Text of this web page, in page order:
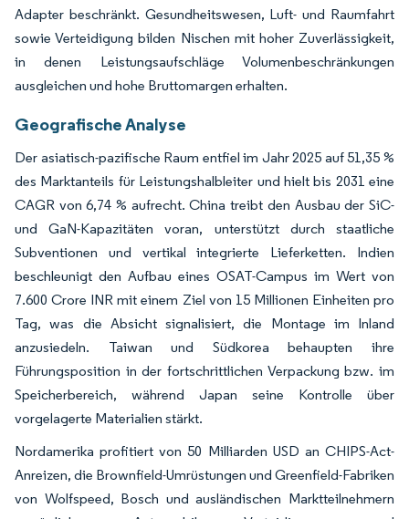
Adapter beschränkt. Gesundheitswesen, Luft- und Raumfahrt
sowie Verteidigung bilden Nischen mit hoher Zuverlässigkeit,
in denen Leistungsaufschläge Volumenbeschränkungen
ausgleichen und hohe Bruttomargen erhalten.
Geografische Analyse
Der asiatisch-pazifische Raum entfiel im Jahr 2025 auf 51,35 %
des Marktanteils für Leistungshalbleiter und hielt bis 2031 eine
CAGR von 6,74 % aufrecht. China treibt den Ausbau der SiC-
und GaN-Kapazitäten voran, unterstützt durch staatliche
Subventionen und vertikal integrierte Lieferketten. Indien
beschleunigt den Aufbau eines OSAT-Campus im Wert von
7.600 Crore INR mit einem Ziel von 15 Millionen Einheiten pro
Tag, was die Absicht signalisiert, die Montage im Inland
anzusiedeln. Taiwan und Südkorea behaupten ihre
Führungsposition in der fortschrittlichen Verpackung bzw. im
Speicherbereich, während Japan seine Kontrolle über
vorgelagerte Materialien stärkt.
Nordamerika profitiert von 50 Milliarden USD an CHIPS-Act-
Anreizen, die Brownfield-Umrüstungen und Greenfield-Fabriken
von Wolfspeed, Bosch und ausländischen Marktteilnehmern